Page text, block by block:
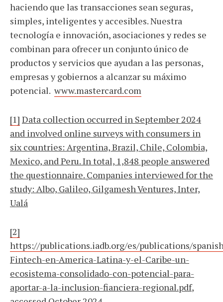
haciendo que las transacciones sean seguras,
simples, inteligentes y accesibles. Nuestra
tecnología e innovación, asociaciones y redes se
combinan para ofrecer un conjunto único de
productos y servicios que ayudan a las personas,
empresas y gobiernos a alcanzar su máximo
potencial. www.mastercard.com
[1] Data collection occurred in September 2024
and involved online surveys with consumers in
six countries: Argentina, Brazil, Chile, Colombia,
Mexico, and Peru. In total, 1,848 people answered
the questionnaire. Companies interviewed for the
study: Albo, Galileo, Gilgamesh Ventures, Inter,
Ualá
[2]
https://publications.iadb.org/es/publications/
Fintech-en-America-Latina-y-el-Caribe-un-
ecosistema-consolidado-con-potencial-para-
aportar-a-la-inclusion-fianciera-regional.pdf,